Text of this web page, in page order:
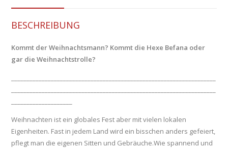
BESCHREIBUNG
Kommt der Weihnachtsmann? Kommt die Hexe Befana oder
gar die Weihnachtstrolle?
Weihnachten ist ein globales Fest aber mit vielen lokalen
Eigenheiten. Fast in jedem Land wird ein bisschen anders gefeiert,
pflegt man die eigenen Sitten und Gebräuche.Wie spannend und